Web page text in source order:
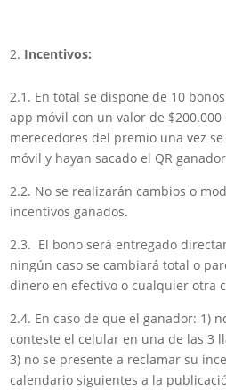
Incentivos:
2.1. En total se dispone de 10
app móvil con un valor de
merecedores del premio una vez
móvil y hayan sacado el QR
2.2. No se realizarán cambios o
incentivos ganados.
2.3. El bono será entregado
ningún caso se cambiará total o
dinero en efectivo o cualquier otra
2.4. En caso de que el ganador: 1)
conteste el celular en una de las 3
3) no se presente a reclamar su
calendario siguientes a la